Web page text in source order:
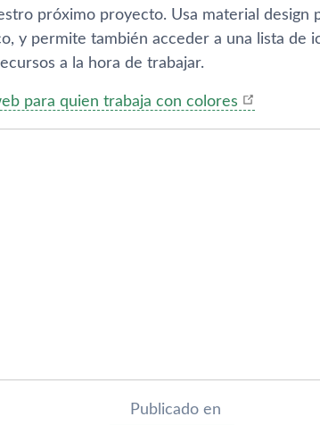
próximo proyecto. Usa material design
y permite también acceder a una lista de
a la hora de trabajar.
para quien trabaja con colores
Publicado en